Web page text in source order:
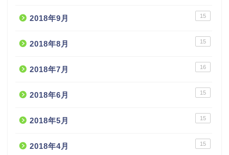
2018年9月 15
2018年8月 15
2018年7月 16
2018年6月 15
2018年5月 15
2018年4月 15